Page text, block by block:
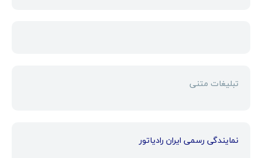
تبلیغات متنی
نمایندگی رسمی ایران رادیاتور